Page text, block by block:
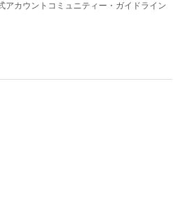
アカウントコミュニティー・ガイドライン